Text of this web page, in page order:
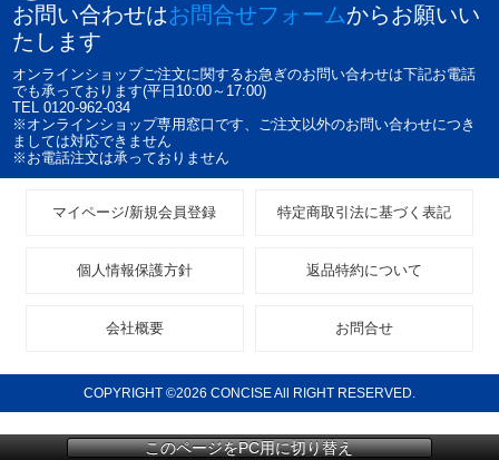
お問い合わせはお問合せフォームからお願いい
たします
オンラインショップご注文に関するお急ぎのお問い合わせは下記お電話
でも承っております(平日10:00～17:00)
TEL 0120-962-034
※オンラインショップ専用窓口です、ご注文以外のお問い合わせにつき
ましては対応できません
※お電話注文は承っておりません
マイページ/新規会員登録 特定商取引法に基づく表記
個人情報保護方針 返品特約について
会社概要 お問合せ
COPYRIGHT ©2026 CONCISE All RIGHT RESERVED.
このページをPC用に切り替え